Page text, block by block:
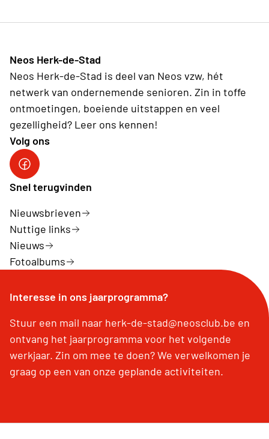
Neos Herk-de-Stad
Neos Herk-de-Stad is deel van Neos vzw, hét
netwerk van ondernemende senioren. Zin in toffe
ontmoetingen, boeiende uitstappen en veel
gezelligheid? Leer ons kennen!
Volg ons
Facebook Herk-de-Stad
Snel terugvinden
Nieuwsbrieven
Nuttige links
Nieuws
Fotoalbums
Interesse in ons jaarprogramma?
Stuur een mail naar herk-de-stad@neosclub.be en
ontvang het jaarprogramma voor het volgende
werkjaar. Zin om mee te doen? We verwelkomen je
graag op een van onze geplande activiteiten.